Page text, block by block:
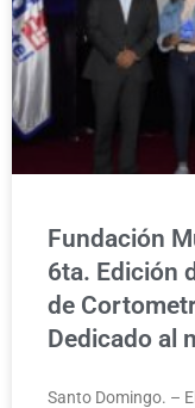
Fundación
6ta. Edición
de
Dedicado al
Santo Domingo. –